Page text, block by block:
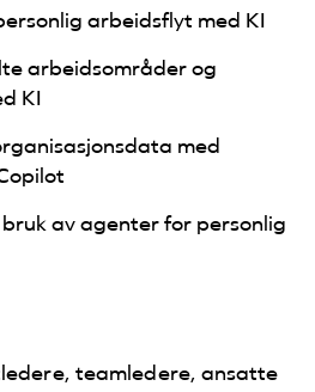
arbeidsflyt med KI
arbeidsområder og
KI
med
av agenter for personlig
teamledere, ansatte